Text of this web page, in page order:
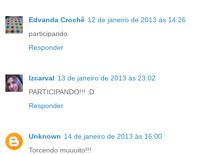
Edvanda Crochê 12 de janeiro de 2013 às 14:26
participando
Responder
lzcarval 13 de janeiro de 2013 às 23:02
PARTICIPANDO!!! :D
Responder
Unknown 14 de janeiro de 2013 às 16:00
Torcendo muuuito!!!